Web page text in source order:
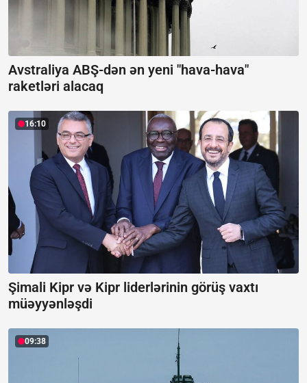
Avstraliya ABŞ-dən ən yeni "hava-hava"
raketləri alacaq
16:10
Şimali Kipr və Kipr liderlərinin görüş vaxtı
müəyyənləşdi
09:38